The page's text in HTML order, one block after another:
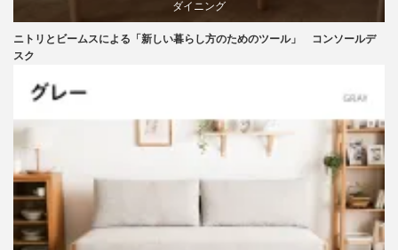
ダイニング
ビーチ
ブランディング
ニトリとビームスによる「新しい暮らし方のためのツール」 コンソールデ
スク